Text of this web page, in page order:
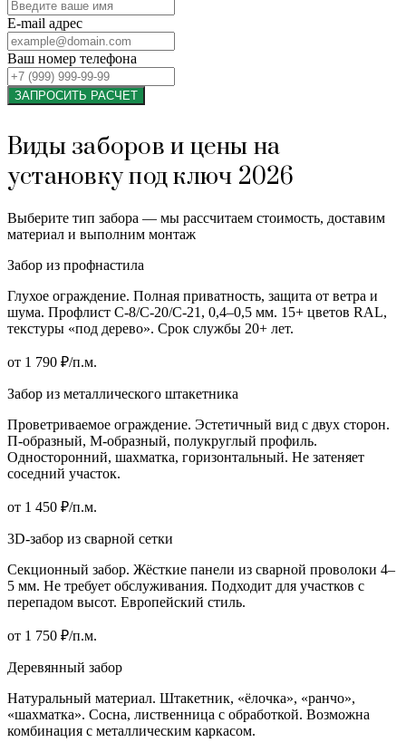
E-mail адрес
Ваш номер телефона
ЗАПРОСИТЬ РАСЧЕТ
Виды заборов и цены на
установку под ключ 2026
Выберите тип забора — мы рассчитаем стоимость, доставим
материал и выполним монтаж
Забор из профнастила
Глухое ограждение. Полная приватность, защита от ветра и
шума. Профлист С-8/С-20/С-21, 0,4–0,5 мм. 15+ цветов RAL,
текстуры «под дерево». Срок службы 20+ лет.
от 1 790 ₽/п.м.
Забор из металлического штакетника
Проветриваемое ограждение. Эстетичный вид с двух сторон.
П-образный, М-образный, полукруглый профиль.
Односторонний, шахматка, горизонтальный. Не затеняет
соседний участок.
от 1 450 ₽/п.м.
3D-забор из сварной сетки
Секционный забор. Жёсткие панели из сварной проволоки 4–
5 мм. Не требует обслуживания. Подходит для участков с
перепадом высот. Европейский стиль.
от 1 750 ₽/п.м.
Деревянный забор
Натуральный материал. Штакетник, «ёлочка», «ранчо»,
«шахматка». Сосна, лиственница с обработкой. Возможна
комбинация с металлическим каркасом.